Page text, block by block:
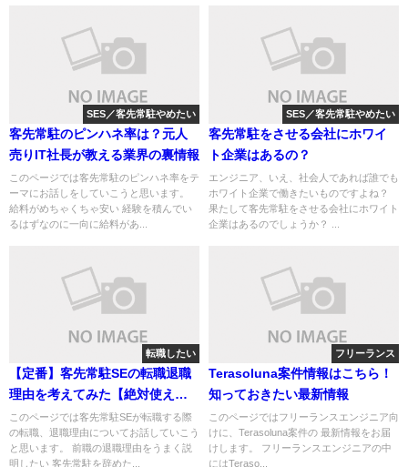
SES／客先常駐やめたい
客先常駐のピンハネ率は？元人
売りIT社長が教える業界の裏情報
このページでは客先常駐のピンハネ率をテ
ーマにお話しをしていこうと思います。
給料がめちゃくちゃ安い 経験を積んでい
るはずなのに一向に給料があ...
SES／客先常駐やめたい
客先常駐をさせる会社にホワイ
ト企業はあるの？
エンジニア、いえ、社会人であれば誰でも
ホワイト企業で働きたいものですよね？
果たして客先常駐をさせる会社にホワイト
企業はあるのでしょうか？ ...
転職したい
【定番】客先常駐SEの転職退職
理由を考えてみた【絶対使え
る】
このページでは客先常駐SEが転職する際
の転職、退職理由についてお話していこう
と思います。 前職の退職理由をうまく説
明したい 客先常駐を辞めた...
フリーランス
Terasoluna案件情報はこちら！
知っておきたい最新情報
このページではフリーランスエンジニア向
けに、Terasoluna案件の 最新情報をお届
けします。 フリーランスエンジニアの中
にはTeraso...